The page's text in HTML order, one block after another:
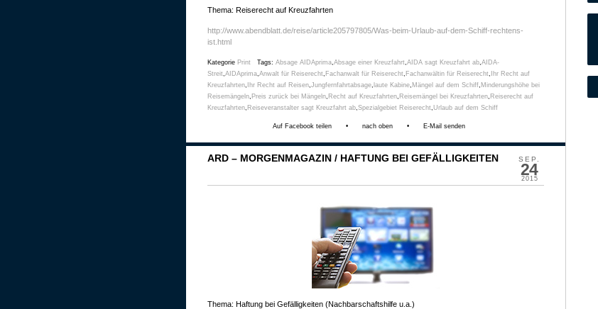
Thema: Reiserecht auf Kreuzfahrten
http://www.abendblatt.de/reise/article205797805/Was-beim-Urlaub-auf-dem-Schiff-rechtens-
ist.html
Kategorie Print Tags: Absage AIDAprima,Absage einer Kreuzfahrt,AIDA sagt Kreuzfahrt ab,AIDA-
Streit,AIDAprima,Anwalt für Reiserecht, Fachanwalt für Reiserecht, Fachanwältin für Reiserecht, Ihr Recht auf
Kreuzfahrten, Ihr Recht auf Reisen,Jungfernfahrtabsage, laute Kabine, Mängel auf dem Schiff, Minderungshöhe bei
Reisemängeln, Preis zurück bei Mängeln, Recht auf Kreuzfahrten, Reisemängel bei Kreuzfahrten, Reiserecht auf
Kreuzfahrten, Reiseveranstalter sagt Kreuzfahrt ab,Spezialgebiet Reiserecht,Urlaub auf dem Schiff
Auf Facebook teilen • nach oben • E-Mail senden
SEP.
24
2015
ARD – MORGENMAGAZIN / HAFTUNG BEI GEFÄLLIGKEITEN
Thema: Haftung bei Gefälligkeiten (Nachbarschaftshilfe u.a.)